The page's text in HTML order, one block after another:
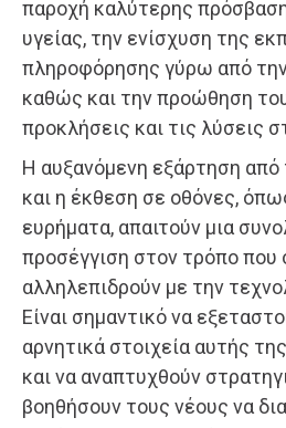
παροχή καλύτερης
υγείας, την ενίσχυση της
πληροφόρησης γύρω από την
καθώς και την προώθηση του
προκλήσεις και τις λύσεις
Η αυξανόμενη εξάρτηση από
και η έκθεση σε οθόνες,
ευρήματα, απαιτούν μια
προσέγγιση στον τρόπο που
αλληλεπιδρούν με την
Είναι σημαντικό να
αρνητικά στοιχεία αυτής
και να αναπτυχθούν
βοηθήσουν τους νέους να